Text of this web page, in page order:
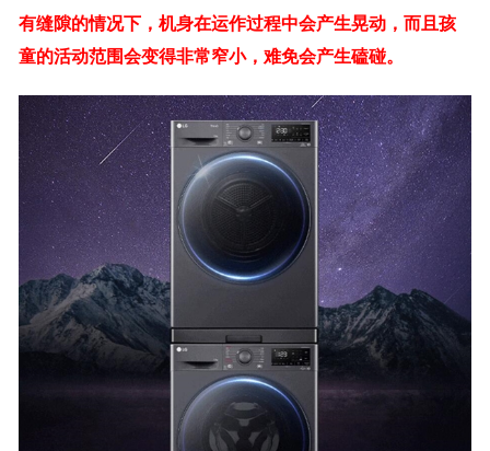
有缝隙的情况下，机身在运作过程中会产生晃动，而且孩
童的活动范围会变得非常窄小，难免会产生磕碰。